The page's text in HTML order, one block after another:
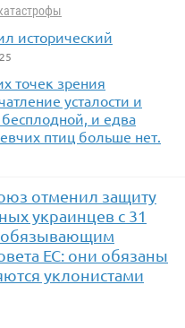
исторический
точек зрения
усталости и
и едва
птиц больше нет.
отменил защиту
украинцев с 31
ЕС: они обязаны
уклонистами